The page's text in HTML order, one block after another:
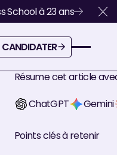
School à 23 ans
CANDIDATER
:
2026
Résume cet article
ChatGPT
Gemini
Points clés à retenir